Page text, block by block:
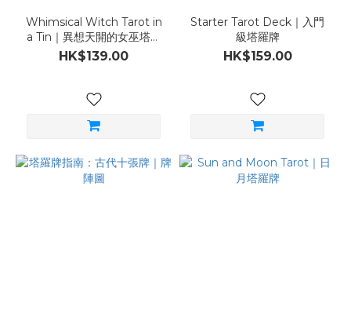
Whimsical Witch Tarot in
a Tin｜異想天開的女巫塔羅
牌（錫鐵盒版）
HK$139.00
Starter Tarot Deck｜入門
級塔羅牌
HK$159.00